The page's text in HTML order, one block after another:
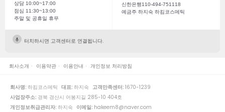
상담 10:00~17:00
점심 11:30~13:00
주말 및 공휴일 휴무
신한은행110-494-751118
예금주 하지숙 하킴코스메틱
터치하시면 고객센터로 연결됩니다.
회사소개 이용약관 이용안내 개인정보 처리방침
회사명: 하킴코스메틱 대표: 하지숙 고객만족센터: 1670-1239
사업장주소: 경북 경산시 어봉지길 285-10 404호
개인정보취급관리자: 하지숙 이메일: hakeem8@naver.com